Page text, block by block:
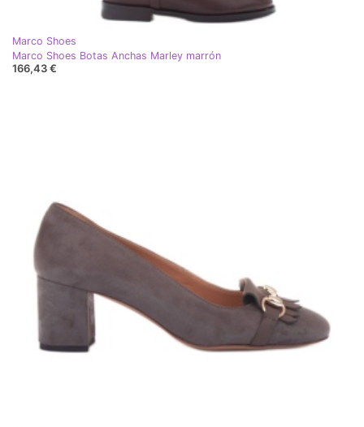
Marco Shoes
Marco Shoes Botas Anchas Marley marrón
166,43 €